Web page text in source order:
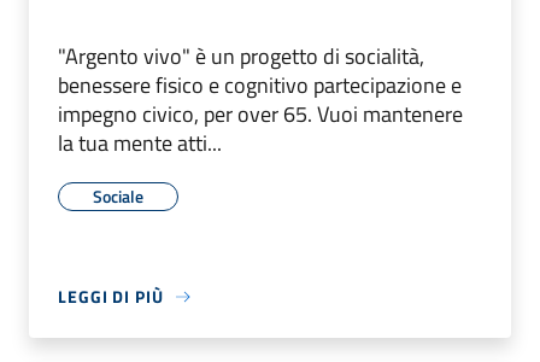
"Argento vivo" è un progetto di socialità,
benessere fisico e cognitivo partecipazione e
impegno civico, per over 65. Vuoi mantenere
la tua mente atti...
Sociale
LEGGI DI PIÙ